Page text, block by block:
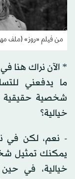
من فيلم «روز» (ملف
* الآن نراك هنا
ما يدفعني
شخصية حقيقية
خيالية؟
- نعم، لكن في
يمكنك تمثيل
خيالية، في